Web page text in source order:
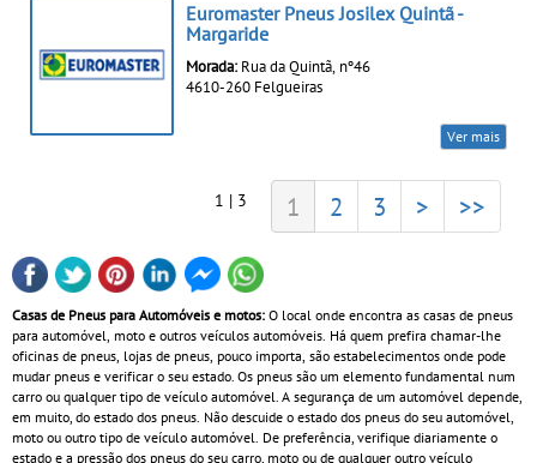
Euromaster Pneus Josilex Quintã -
Margaride
Morada: Rua da Quintã, nº46
4610-260 Felgueiras
Ver mais
1 | 3 1 2 3 > >>
Casas de Pneus para Automóveis e motos: O local onde encontra as casas de pneus
para automóvel, moto e outros veículos automóveis. Há quem prefira chamar-lhe
oficinas de pneus, lojas de pneus, pouco importa, são estabelecimentos onde pode
mudar pneus e verificar o seu estado. Os pneus são um elemento fundamental num
carro ou qualquer tipo de veículo automóvel. A segurança de um automóvel depende,
em muito, do estado dos pneus. Não descuide o estado dos pneus do seu automóvel,
moto ou outro tipo de veículo automóvel. De preferência, verifique diariamente o
estado e a pressão dos pneus do seu carro, moto ou de qualquer outro veículo